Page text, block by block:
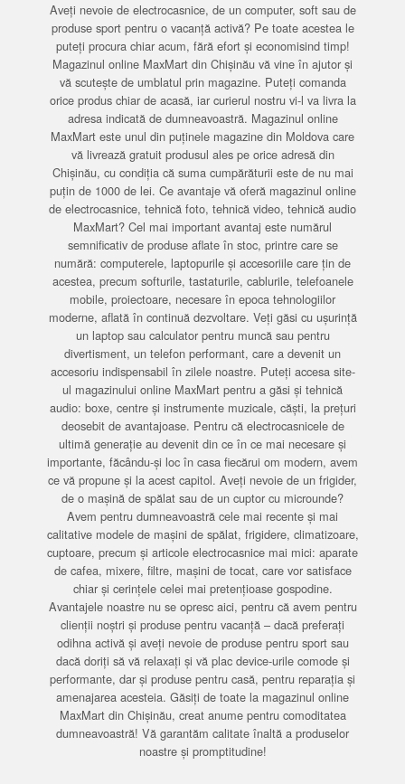
Aveți nevoie de electrocasnice, de un computer, soft sau de
produse sport pentru o vacanță activă? Pe toate acestea le
puteți procura chiar acum, fără efort și economisind timp!
Magazinul online MaxMart din Chișinău vă vine în ajutor și
vă scutește de umblatul prin magazine. Puteți comanda
orice produs chiar de acasă, iar curierul nostru vi-l va livra la
adresa indicată de dumneavoastră. Magazinul online
MaxMart este unul din puținele magazine din Moldova care
vă livrează gratuit produsul ales pe orice adresă din
Chișinău, cu condiția că suma cumpărăturii este de nu mai
puțin de 1000 de lei. Ce avantaje vă oferă magazinul online
de electrocasnice, tehnică foto, tehnică video, tehnică audio
MaxMart? Cel mai important avantaj este numărul
semnificativ de produse aflate în stoc, printre care se
numără: computerele, laptopurile și accesoriile care țin de
acestea, precum softurile, tastaturile, cablurile, telefoanele
mobile, proiectoare, necesare în epoca tehnologiilor
moderne, aflată în continuă dezvoltare. Veți găsi cu ușurință
un laptop sau calculator pentru muncă sau pentru
divertisment, un telefon performant, care a devenit un
accesoriu indispensabil în zilele noastre. Puteți accesa site-
ul magazinului online MaxMart pentru a găsi și tehnică
audio: boxe, centre și instrumente muzicale, căști, la prețuri
deosebit de avantajoase. Pentru că electrocasnicele de
ultimă generație au devenit din ce în ce mai necesare și
importante, făcându-și loc în casa fiecărui om modern, avem
ce vă propune și la acest capitol. Aveți nevoie de un frigider,
de o mașină de spălat sau de un cuptor cu microunde?
Avem pentru dumneavoastră cele mai recente și mai
calitative modele de mașini de spălat, frigidere, climatizoare,
cuptoare, precum și articole electrocasnice mai mici: aparate
de cafea, mixere, filtre, mașini de tocat, care vor satisface
chiar și cerințele celei mai pretențioase gospodine.
Avantajele noastre nu se opresc aici, pentru că avem pentru
clienții noștri și produse pentru vacanță – dacă preferați
odihna activă și aveți nevoie de produse pentru sport sau
dacă doriți să vă relaxați și vă plac device-urile comode și
performante, dar și produse pentru casă, pentru reparația și
amenajarea acesteia. Găsiți de toate la magazinul online
MaxMart din Chișinău, creat anume pentru comoditatea
dumneavoastră! Vă garantăm calitate înaltă a produselor
noastre și promptitudine!